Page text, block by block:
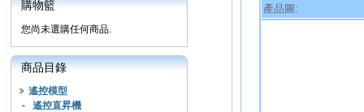
購物籃
您尚未選購任何商品.
商品目錄
遙控模型
- 遙控直昇機
產品圖: